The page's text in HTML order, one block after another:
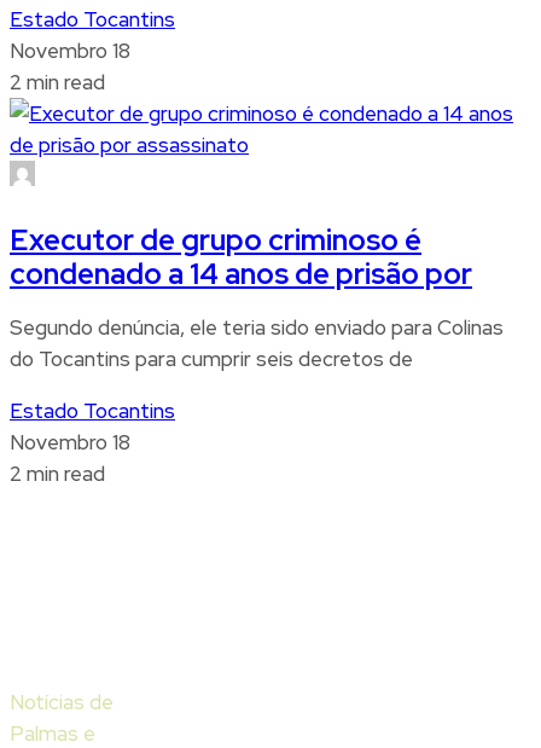
Estado Tocantins
Novembro 18
2 min read
Executor de grupo criminoso é
condenado a 14 anos de prisão por
Segundo denúncia, ele teria sido enviado para Colinas
do Tocantins para cumprir seis decretos de
Estado Tocantins
Novembro 18
2 min read
Notícias de
Palmas e